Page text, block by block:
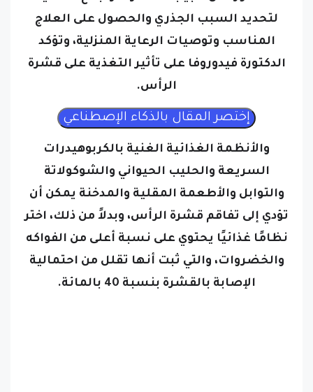
لتحديد السبب الجذري والحصول على العلاج
المناسب وتوصيات الرعاية المنزلية، وتؤكد
الدكتورة فيدوروفا على تأثير التغذية على قشرة
الرأس.
والأنظمة الغذائية الغنية بالكربوهيدرات
السريعة والحليب الحيواني والشوكولاتة
والتوابل والأطعمة المقلية والمدخنة يمكن أن
تؤدي إلى تفاقم قشرة الرأس، وبدلاً من ذلك، اختر
نظامًا غذائيًا يحتوي على نسبة أعلى من الفواكه
والخضروات، والتي ثبت أنها تقلل من احتمالية
الإصابة بالقشرة بنسبة 40 بالمائة.